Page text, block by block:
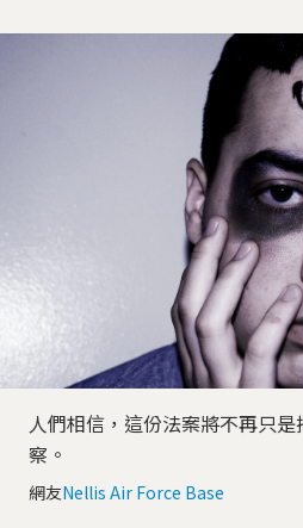
人們相信，這份法案將不再只
察。
網友Nellis Air Force Base